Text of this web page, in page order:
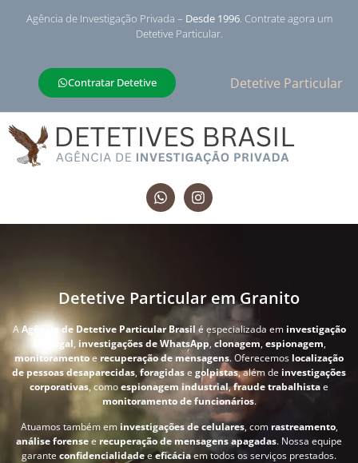
Agência de Investigação Privada – Desde 1996. Contrate agora um
Detetive Particular.
Contratar Detetive Detetive Particular
Detetive Particular em Granito
AAgência de Detetive Particular Brasil é especializada em investigação
conjugal, investigações de WhatsApp, clonagem,espionagem,
monitoramentoe recuperação de mensagens. Oferecemos localização
de pessoas desaparecidas, foragidase golpistas, além de investigações
corporativas, comoespionagem industrial,fraude trabalhistae
monitoramento de funcionários.
Atuamos também em investigações de celulares, com rastreamento,
análise forensee recuperação de mensagens apagadas. Nossa equipe
garante confidencialidadeeeficáciaem todos os serviços prestados.